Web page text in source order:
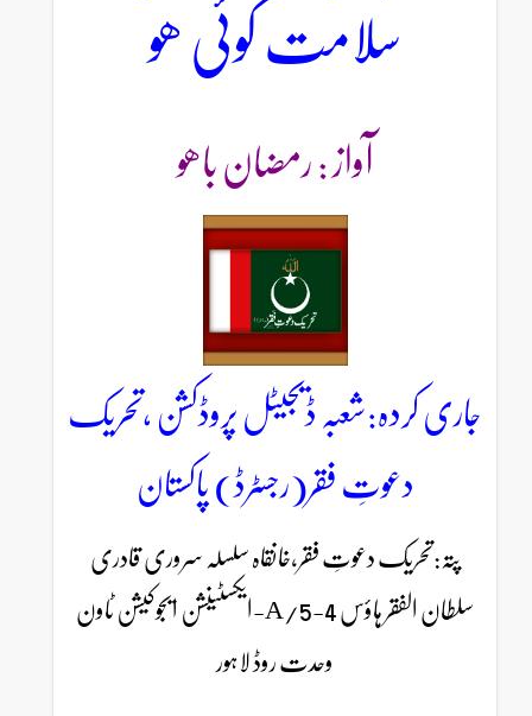
سلامت کوئی ھو
آواز : رمضان باھو
جاری کردہ:شعبہ ڈیجیٹل پروڈکشن ،تحریک
دعوتِ فقر(رجسٹرڈ) پاکستان
پتہ:تحریک دعوتِ فقر،خانقاہ سلسلہ سروری قادری
سلطان الفقر ہاؤس 4-5/A-ایکسٹینشن ایجوکیشن ٹاون
وحدت روڈ لاہور